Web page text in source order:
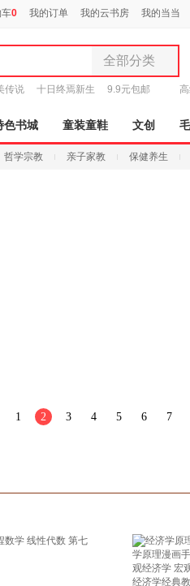
车0 我的订单 我的云书房 我的当当
全部分类
全部分类
图书
电子书
音像
运动户外
数码影音
大家电
家用电器
传说 十日终焉新生 9.9元包邮
色书城 童装童鞋 文创
哲学宗教 亲子家教 保健养生
1 2 3 4 5 6 7